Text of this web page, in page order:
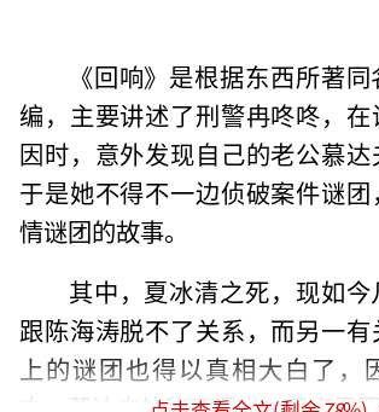
《回响》是根据东西所著
编，主要讲述了刑警冉咚咚，
因时，意外发现自己的老公慕达
于是她不得不一边侦破案件谜
情谜团的故事。
其中，夏冰清之死，现如
跟陈海涛脱不了关系，而另一
上的谜团也得以真相大白了，